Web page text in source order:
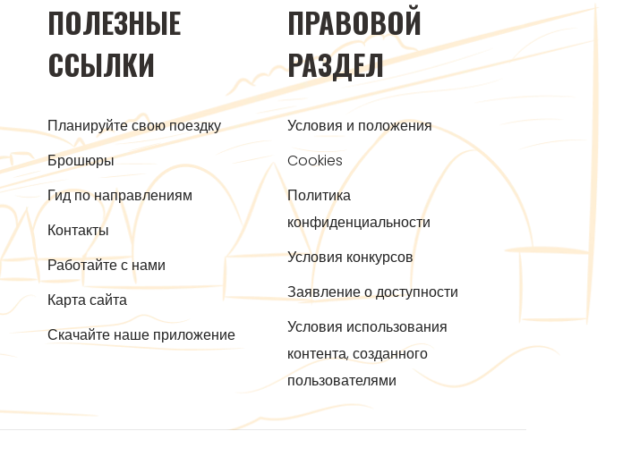
ПОЛЕЗНЫЕ
ССЫЛКИ
Планируйте свою поездку
Брошюры
Гид по направлениям
Контакты
Работайте с нами
Карта сайта
Скачайте наше приложение
ПРАВОВОЙ
РАЗДЕЛ
Условия и положения
Cookies
Политика
конфиденциальности
Условия конкурсов
Заявление о доступности
Условия использования
контента, созданного
пользователями